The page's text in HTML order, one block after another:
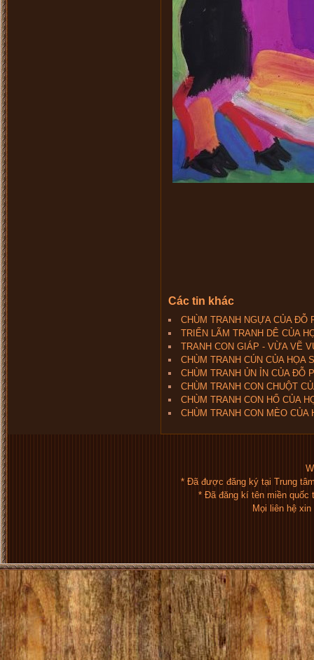
Các tin khác
CHÙM TRANH NGỰA CỦA ĐỖ
TRIỂN LÃM TRANH DÊ CỦA
TRANH CON GIÁP - VỪA VẼ
CHÙM TRANH CÚN CỦA HỌA
CHÙM TRANH ỦN ỈN CỦA ĐỖ
CHÙM TRANH CON CHUỘT
CHÙM TRANH CON HỔ CỦA
CHÙM TRANH CON MÈO
* Đã được đăng ký tại Trung
* Đã đăng kí tên miền quốc
Mọi liên hệ